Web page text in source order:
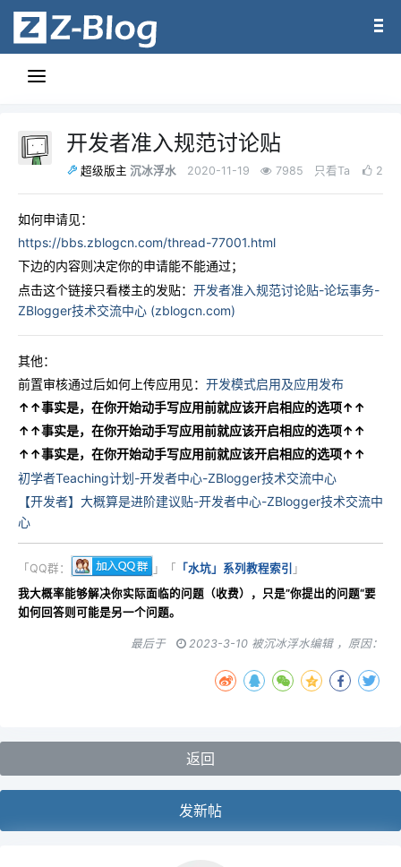
开发者准入规范讨论贴
超级版主 沉冰浮水 2020-11-19 7985 只看Ta 2
如何申请见：
https://bbs.zblogcn.com/thread-77001.html
下边的内容则决定你的申请能不能通过；
点击这个链接只看楼主的发贴： 开发者准入规范讨论贴-论坛事务-
ZBlogger技术交流中心 (zblogcn.com)
其他：
前置审核通过后如何上传应用见： 开发模式启用及应用发布
↑↑事实是，在你开始动手写应用前就应该开启相应的选项↑↑
↑↑事实是，在你开始动手写应用前就应该开启相应的选项↑↑
↑↑事实是，在你开始动手写应用前就应该开启相应的选项↑↑
初学者Teaching计划-开发者中心-ZBlogger技术交流中心
【开发者】大概算是进阶建议贴-开发者中心-ZBlogger技术交流中
心
「QQ群： 」「 「水坑」系列教程索引 」
我大概率能够解决你实际面临的问题（收费），只是”你提出的问题“要
如何回答则可能是另一个问题。
最后于 2023-3-10 被沉冰浮水编辑 ，原因：
返回
发新帖